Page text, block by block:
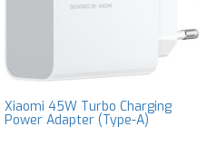
Xiaomi 45W Turbo Charging
Power Adapter (Type-A)